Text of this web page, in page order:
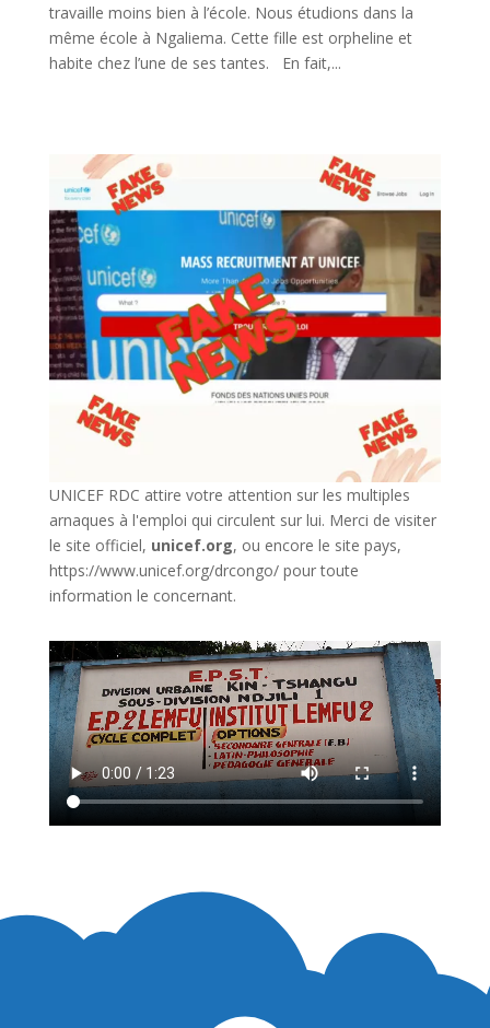
travaille moins bien à l’école. Nous étudions dans la
même école à Ngaliema. Cette fille est orpheline et
habite chez l’une de ses tantes. En fait,...
UNICEF RDC attire votre attention sur les multiples
arnaques à l'emploi qui circulent sur lui. Merci de visiter
le site officiel, unicef.org, ou encore le site pays,
https://www.unicef.org/drcongo/pour toute
information le concernant.